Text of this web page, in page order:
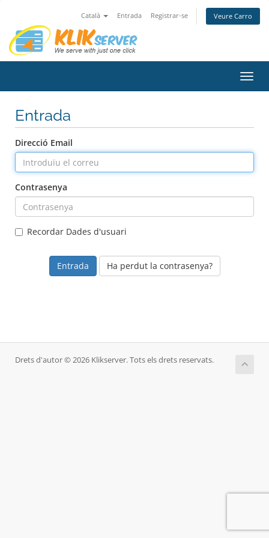
Català Entrada Registrar-se Veure Carro
la
Entrada
Direcció Email
Contrasenya
Recordar Dades d'usuari
Ha perdut la contrasenya?
Drets d'autor © 2026 Klikserver. Tots els drets reservats.